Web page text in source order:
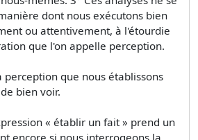
dont nous exécutons bien
ou attentivement, à l'étourdie
que l'on appelle perception.
perception que nous établissons
bien voir.
« établir un fait » prend un
encore si nous interrogeons la